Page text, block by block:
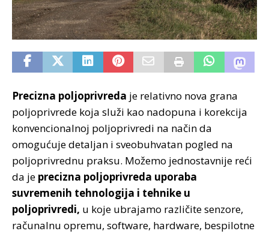
Precizna poljoprivreda je relativno nova grana
poljoprivrede koja služi kao nadopuna i korekcija
konvencionalnoj poljoprivredi na način da
omogućuje detaljan i sveobuhvatan pogled na
poljoprivrednu praksu. Možemo jednostavnije reći
da je precizna poljoprivreda uporaba
suvremenih tehnologija i tehnike u
poljoprivredi, u koje ubrajamo različite senzore,
računalnu opremu, software, hardware, bespilotne